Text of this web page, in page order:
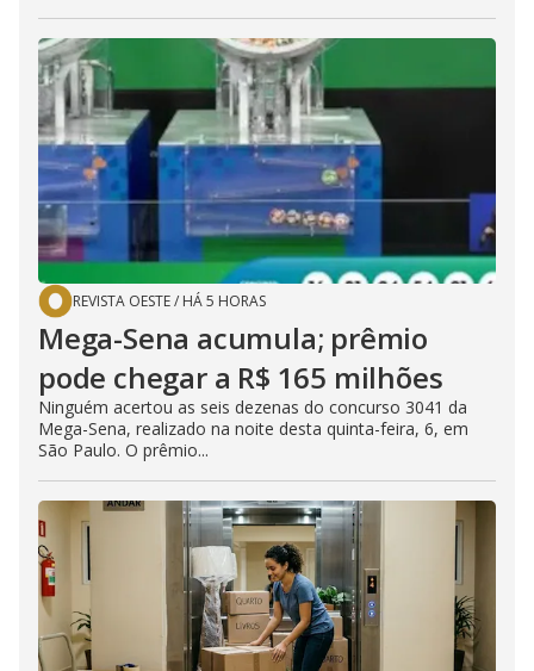
REVISTA OESTE/ HÁ 5 HORAS
Mega-Sena acumula; prêmio
pode chegar a R$ 165 milhões
Ninguém acertou as seis dezenas do concurso 3041 da
Mega-Sena, realizado na noite desta quinta-feira, 6, em
São Paulo. O prêmio...